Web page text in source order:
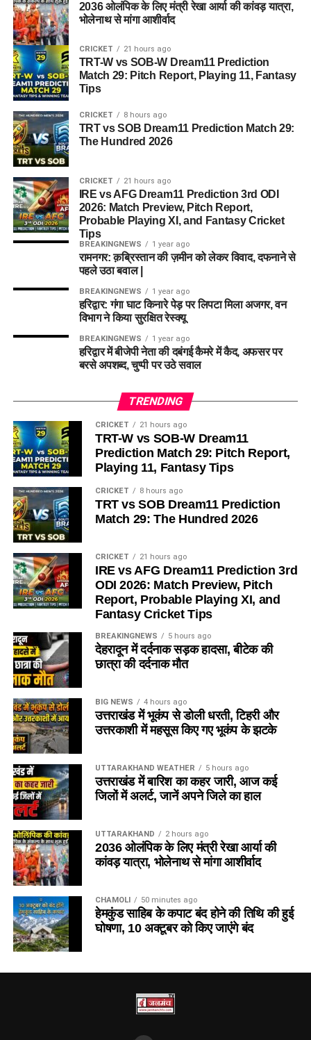
2036 ओलंपिक के लिए मंत्री रेखा आर्या की कांवड़ यात्रा,
भोलेनाथ से मांगा आशीर्वाद
CRICKET 21 hours ago
TRT-W vs SOB-W Dream11 Prediction
Match 29: Pitch Report, Playing 11, Fantasy
Tips
CRICKET 8 hours ago
TRT vs SOB Dream11 Prediction Match 29:
The Hundred 2026
CRICKET 21 hours ago
IRE vs AFG Dream11 Prediction 3rd ODI
2026: Match Preview, Pitch Report,
Probable Playing XI, and Fantasy Cricket
Tips
BREAKINGNEWS 1 year ago
रामनगर: क़ब्रिस्तान की ज़मीन को लेकर विवाद, दफनाने से
पहले उठा बवाल |
BREAKINGNEWS 1 year ago
हरिद्वार: गंगा घाट किनारे पेड़ पर लिपटा मिला अजगर, वन
विभाग ने किया सुरक्षित रेस्क्यू
BREAKINGNEWS 1 year ago
हरिद्वार में बीजेपी नेता की दबंगई कैमरे में कैद, अफसर पर
बरसे अपशब्द, चुप्पी पर उठे सवाल
TRENDING
CRICKET 21 hours ago
TRT-W vs SOB-W Dream11
Prediction Match 29: Pitch Report,
Playing 11, Fantasy Tips
CRICKET 8 hours ago
TRT vs SOB Dream11 Prediction
Match 29: The Hundred 2026
CRICKET 21 hours ago
IRE vs AFG Dream11 Prediction 3rd
ODI 2026: Match Preview, Pitch
Report, Probable Playing XI, and
Fantasy Cricket Tips
BREAKINGNEWS 5 hours ago
देहरादून में दर्दनाक सड़क हादसा, बीटेक की
छात्रा की दर्दनाक मौत
BIG NEWS 4 hours ago
उत्तराखंड में भूकंप से डोली धरती, टिहरी और
उत्तरकाशी में महसूस किए गए भूकंप के झटके
UTTARAKHAND WEATHER 5 hours ago
उत्तराखंड में बारिश का कहर जारी, आज कई
जिलों में अलर्ट, जानें अपने जिले का हाल
UTTARAKHAND 2 hours ago
2036 ओलंपिक के लिए मंत्री रेखा आर्या की
कांवड़ यात्रा, भोलेनाथ से मांगा आशीर्वाद
CHAMOLI 50 minutes ago
हेमकुंड साहिब के कपाट बंद होने की तिथि की हुई
घोषणा, 10 अक्टूबर को किए जाएंंगे बंद